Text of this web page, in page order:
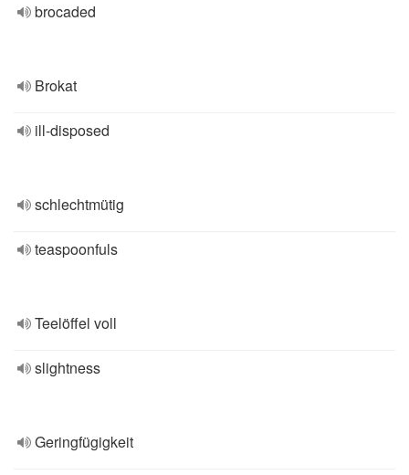
brocaded
Brokat
ill-disposed
schlechtmütig
teaspoonfuls
Teelöffel voll
slightness
Geringfügigkeit